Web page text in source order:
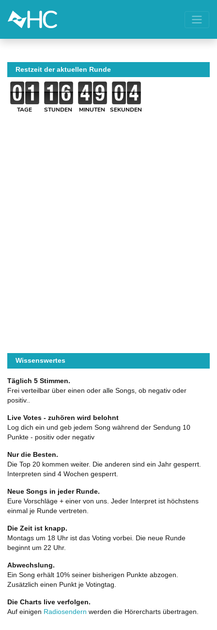
Restzeit der aktuellen Runde
TAGE STUNDEN MINUTEN SEKUNDEN
Wissenswertes
Täglich 5 Stimmen.
Frei verteilbar über einen oder alle Songs, ob negativ oder
positiv..
Live Votes - zuhören wird belohnt
Log dich ein und geb jedem Song während der Sendung 10
Punkte - positiv oder negativ
Nur die Besten.
Die Top 20 kommen weiter. Die anderen sind ein Jahr gesperrt.
Interpreten sind 4 Wochen gesperrt.
Neue Songs in jeder Runde.
Eure Vorschläge + einer von uns. Jeder Interpret ist höchstens
einmal je Runde vertreten.
Die Zeit ist knapp.
Montags um 18 Uhr ist das Voting vorbei. Die neue Runde
beginnt um 22 Uhr.
Abwechslung.
Ein Song erhält 10% seiner bisherigen Punkte abzogen.
Zusätzlich einen Punkt je Votingtag.
Die Charts live verfolgen.
Auf einigen Radiosendern werden die Hörercharts übertragen.